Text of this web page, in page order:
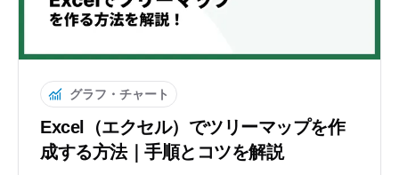
グラフ・チャート
Excel（エクセル）でツリーマップを作
成する方法｜手順とコツを解説